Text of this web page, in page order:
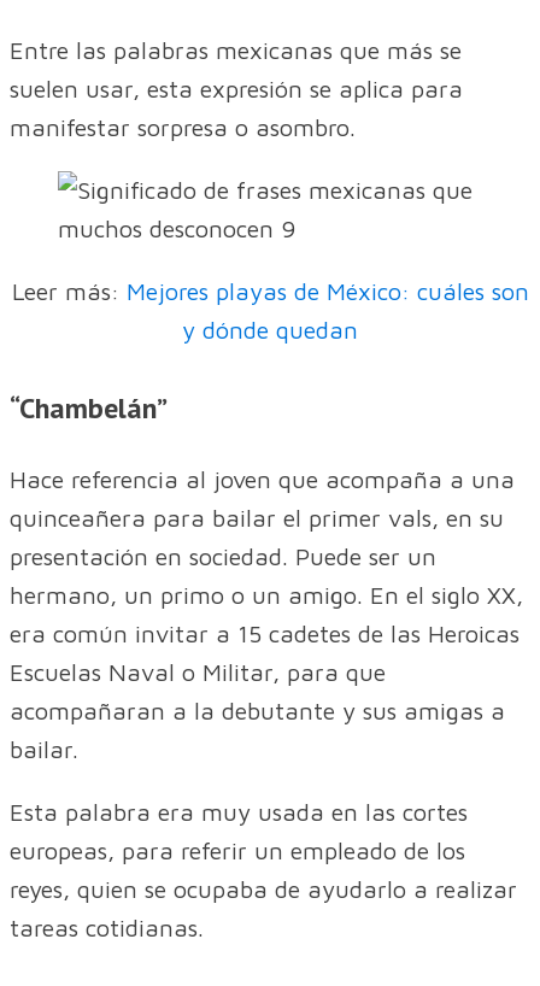
Entre las palabras mexicanas que más se
suelen usar, esta expresión se aplica para
manifestar sorpresa o asombro.
Leer más: Mejores playas de México: cuáles son
y dónde quedan
“Chambelán”
Hace referencia al joven que acompaña a una
quinceañera para bailar el primer vals, en su
presentación en sociedad. Puede ser un
hermano, un primo o un amigo. En el siglo XX,
era común invitar a 15 cadetes de las Heroicas
Escuelas Naval o Militar, para que
acompañaran a la debutante y sus amigas a
bailar.
Esta palabra era muy usada en las cortes
europeas, para referir un empleado de los
reyes, quien se ocupaba de ayudarlo a realizar
tareas cotidianas.